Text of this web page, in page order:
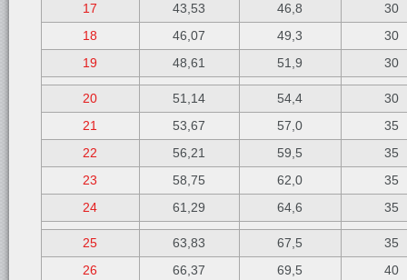
17
43,53 46,8
30
18
46,07 49,3
30
19
48,61 51,9 30
20 51,14 54,4
30
21
53,67 57,0
35
22
56,21 59,5
35
23
58,75 62,0
35
24
61,29 64,6 35
25 63,83 67,5
35
26
66,37 69,5
40